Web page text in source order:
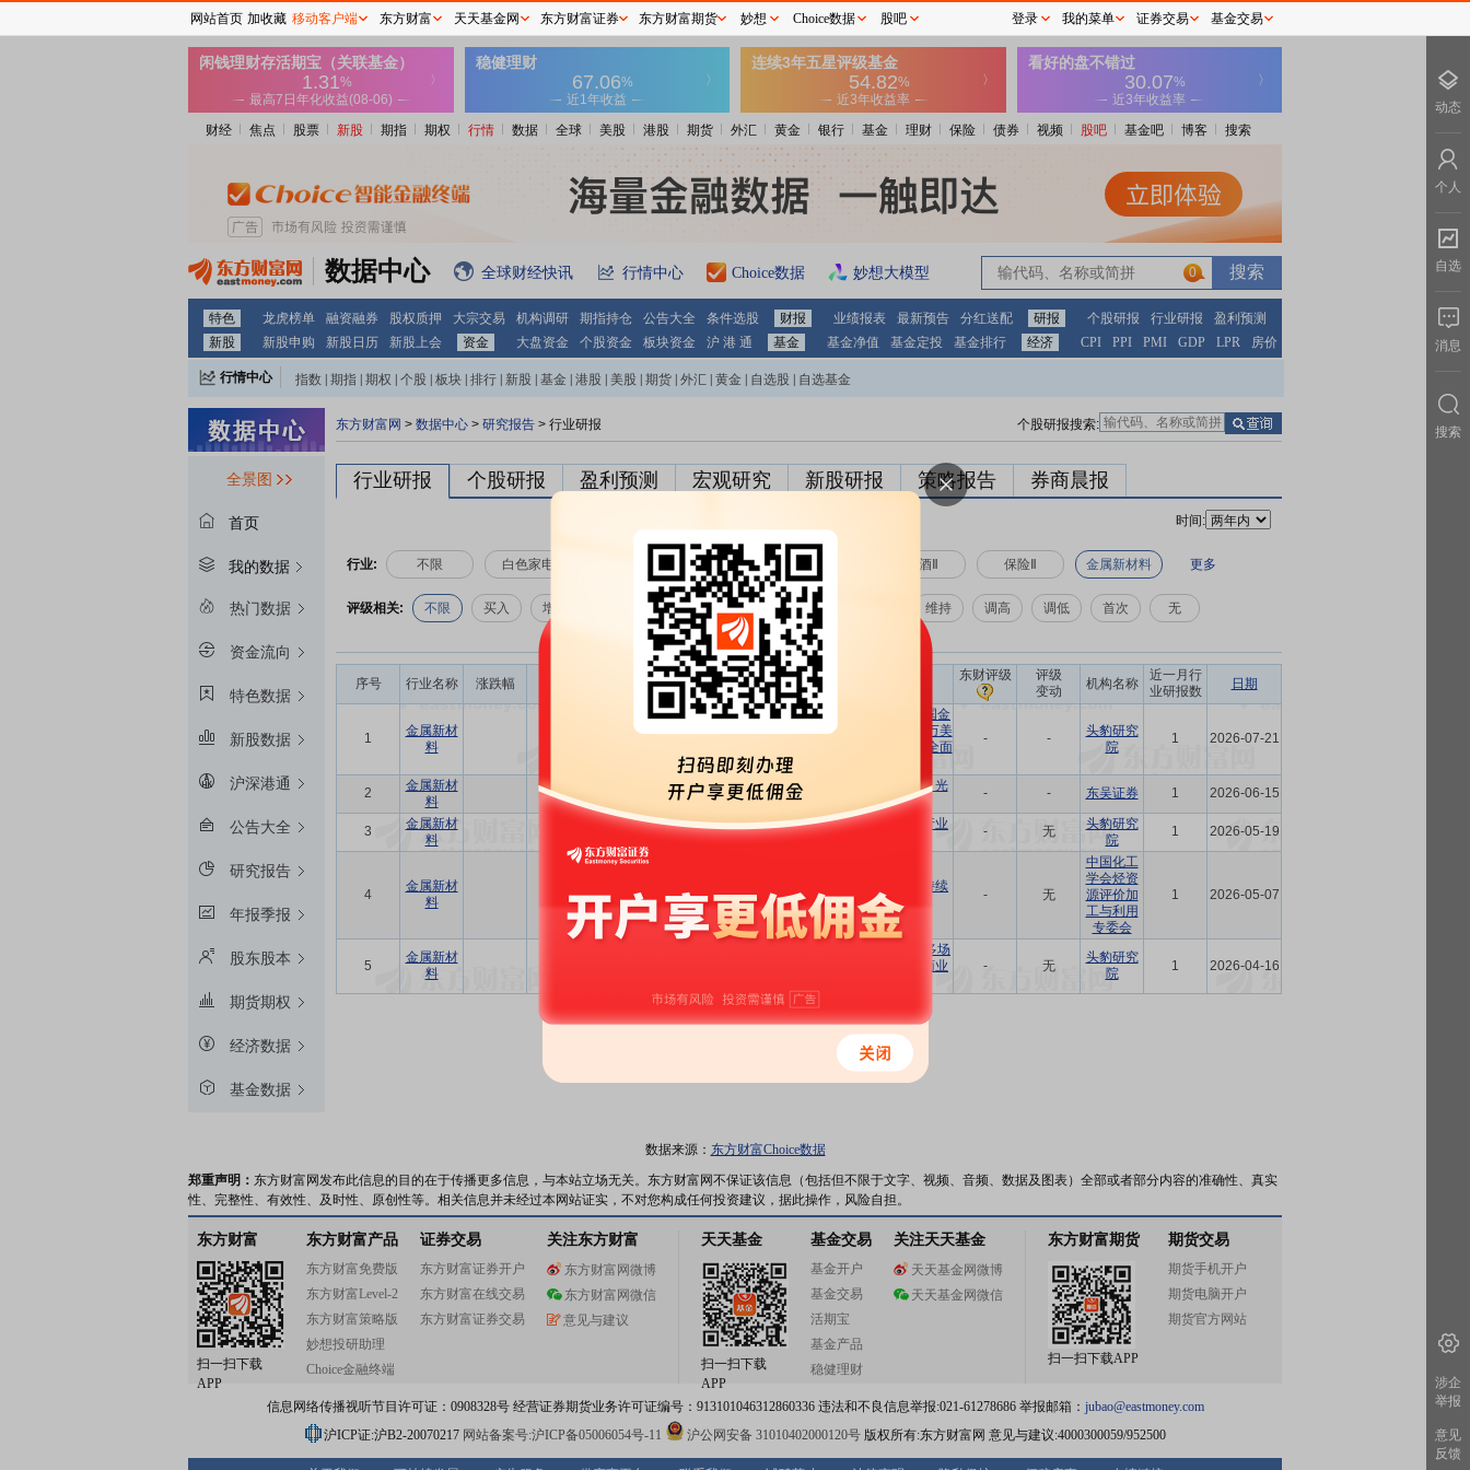
财经 焦点 股票 新股 期指 期权 行情 数据 全球 美股 港股 期货 外汇 黄金 银行 基金 理财 保险 债券 视频 股吧 基金吧 博客 搜索
数据中心 全球财经快讯 行情中心 Choice数据 妙想大模型 0
特色 龙虎榜单 融资融券 股权质押 大宗交易 机构调研 期指持仓 公告大全 条件选股 财报 业绩报表 最新预告 分红送配 研报 个股研报 行业研报
盈利预测
新股
新股申购 新股日历 新股上会 资金 大盘资金 个股资金 板块资金 沪 港 通 基金 基金净值 基金定投 基金排行 经济 CPI PPI PMI GDP LPR 房价
行情中心 指数 期指 期权 个股 板块 排行 新股 基金 港股 美股 期货 外汇 黄金 自选股 自选基金
全景图
首页
我的数据
热门数据
资金流向
特色数据
新股数据
沪深港通
公告大全
研究报告
年报季报
股东股本
期货期权
经济数据
基金数据
东方财富网 > 数据中心 > 研究报告 > 行业研报 个股研报搜索:
行业研报 个股研报 盈利预测 宏观研究 新股研报 策略报告 券商晨报
时间:
行业: 不限 白色家电 包装印刷 白酒Ⅱ 保险Ⅱ 金属新材料 更多
评级相关: 不限 买入 增持 减持 卖出 评级变动: 维持 调高 调低 首次 无
序号 行业名称 涨跌幅 报告名称
东财评级
评级
变动
机构名称
近一月行
业研报数
日期
1
金属新材
料
股吧 专区
从工业牙齿到算力硬科技：2026年中国金
刚石散热材料产业研究，全球市场5千万美
元跃升至152.3亿美元，国产替代窗口全面
- -
头豹研究
院
1 2026-07-21
2
金属新材
料
详细 专区
锡膏行业深度报告：AI时代工业血液，光
模块新增需求带动“量价齐升”
- - 东吴证券 1 2026-06-15
3
金属新材
料
股吧 专区
材料革新，探索中国高分子改性材料行业
- 无
头豹研究
院
1 2026-05-19
4
金属新材
料
详细 资金流 股吧 专区
航空燃料研行业：数字孪生技术在可持续
航空燃料研究中的应用
- 无
中国化工
学会烃资
源评价加
工与利用
专委会
1 2026-05-07
5
金属新材
料
2026年中国金属复合材料行业概览：多场
景渗透加速金属复合材料技术跃迁与商业
- 无
头豹研究
院
1 2026-04-16
数据来源： 东方财富Choice数据
郑重声明： 东方财富网发布此信息的目的在于传播更多信息，与本站立场无关。东方财富网不保证该信息（包括但不限于文字、视频、音频、数据及图表）全部或者部分内容的准确性、真实
性、完整性、有效性、及时性、原创性等。相关信息并未经过本网站证实，不对您构成任何投资建议，据此操作，风险自担。
东方财富
扫一扫下载
APP
东方财富产品
东方财富免费版
东方财富Level-2
东方财富策略版
妙想投研助理
Choice金融终端
证券交易
东方财富证券开户
东方财富在线交易
东方财富证券交易
关注东方财富
东方财富网微博
东方财富网微信
意见与建议
天天基金
扫一扫下载
APP
基金交易
基金开户
基金交易
活期宝
基金产品
稳健理财
关注天天基金
天天基金网微博
天天基金网微信
东方财富期货
扫一扫下载APP
期货交易
期货手机开户
期货电脑开户
期货官方网站
信息网络传播视听节目许可证：0908328号 经营证券期货业务许可证编号：913101046312860336 违法和不良信息举报:021-61278686 举报邮箱： jubao@eastmoney.com
沪ICP证:沪B2-20070217 网站备案号:沪ICP备05006054号-11 沪公网安备 31010402000120号版权所有:东方财富网 意见与建议:4000300059/952500
网站首页 加收藏 移动客户端 东方财富 天天基金网 东方财富证券 东方财富期货 妙想 Choice数据 股吧 登录 我的菜单 证券交易 基金交易
动态
个人
自选
消息
搜索
涉企
举报
意见
反馈